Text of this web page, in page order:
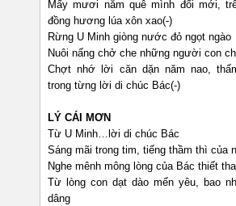
Mấy mươi năm quê mình đổi mới,
đồng hương lúa xôn xao(-)
Rừng U Minh giòng nước đỏ ngọt ngào
Nuôi nấng chở che những người con
Chợt nhớ lời căn dặn năm nao,
trong từng lời di chúc Bác(-)
LÝ CÁI MƠN
Từ U Minh…lời di chúc Bác
Sáng mãi trong tim, tiếng thầm thì của
Nghe mênh mông lòng của Bác thiết
Từ lòng con dạt dào mến yêu, bao
dâng